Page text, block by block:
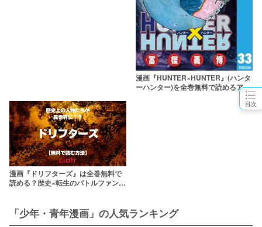
目次
漫画『HUNTER×HUNTER』(ハンタ
ーハンター)を全巻無料で読めるアプ
漫画『ドリフターズ』は全巻無料で
読める？歴史×転生のバトルファンタ
「少年・青年漫画」の人気ランキング